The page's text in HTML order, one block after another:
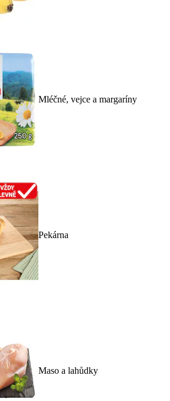
Mléčné, vejce a margaríny
Pekárna
Maso a lahůdky